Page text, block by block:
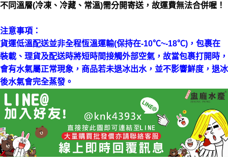
不同溫層(冷凍、冷藏、常溫)需分開寄送，故運費無法合併喔！
注意事項：
貨運低溫配送並非全程恆溫運輸(保持在-10℃~-18℃)，包裹在
裝載、理貨及配送時將短時間接觸外部空氣，故當包裹打開時，
會有水氣屬正常現象，商品若未退冰出水，並不影響鮮度，退冰
後水氣會完全蒸發。